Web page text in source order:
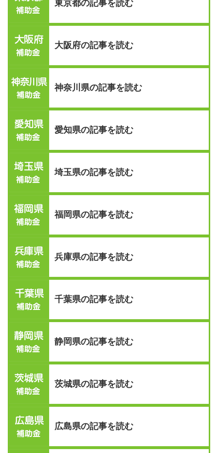
東京都の記事を読む
大阪府の記事を読む
神奈川県の記事を読む
愛知県の記事を読む
埼玉県の記事を読む
福岡県の記事を読む
兵庫県の記事を読む
千葉県の記事を読む
静岡県の記事を読む
茨城県の記事を読む
広島県の記事を読む